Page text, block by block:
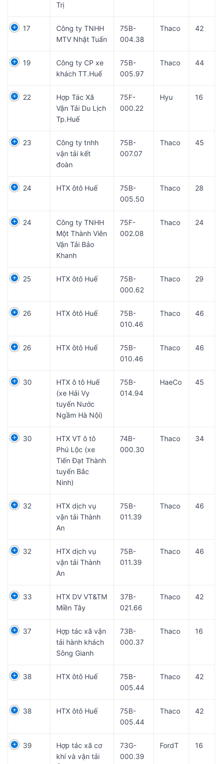
Trị
17
Công ty TNHH
MTV Nhật Tuấn
75B-
004.38
Thaco 42
19
Công ty CP xe
khách TT.Huế
75B-
005.97
Thaco 44
22
Hợp Tác Xã
Vận Tải Du Lịch
Tp.Huế
75F-
000.22
Hyu 16
23
Công ty tnhh
vận tải kết
đoàn
75B-
007.07
Thaco 45
24 HTX ôtô Huế
75B-
005.50
Thaco 28
24
Công ty TNHH
Một Thành Viên
Vận Tải Bảo
Khanh
75F-
002.08
Thaco 24
25 HTX ôtô Huế
75B-
000.62
Thaco 29
26 HTX ôtô Huế
75B-
010.46
Thaco 46
26 HTX ôtô Huế
75B-
010.46
Thaco 46
30
HTX ô tô Huế
(xe Hải Vy
tuyến Nước
Ngầm Hà Nội)
75B-
014.94
HaeCo 45
30
HTX VT ô tô
Phú Lộc (xe
Tiến Đạt Thành
tuyến Bắc
Ninh)
74B-
000.30
Thaco 34
32
HTX dịch vụ
vận tải Thành
An
75B-
011.39
Thaco 46
32
HTX dịch vụ
vận tải Thành
An
75B-
011.39
Thaco 46
33
HTX DV VT&TM
Miền Tây
37B-
021.66
Thaco 42
37
Hợp tác xã vận
tải hành khách
Sông Gianh
73B-
000.37
Thaco 16
38 HTX ôtô Huế
75B-
005.44
Thaco 42
38 HTX ôtô Huế
75B-
005.44
Thaco 42
39
Hợp tác xã cơ
khí và vận tải
73G-
000.39
FordT 16